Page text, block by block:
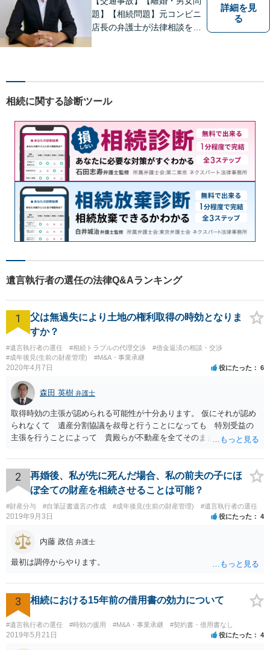
題】【相続問題】元コンビニ
店長の弁護士が法律相談を承
詳細を見
る
相続に関する診断ツール
遺言執行者の選任の法律Q&Aランキング
1
父は無過失により土地の権利取得の時効となりま
すか？
#遺言執行者の選任 #相続トラブルの代理交渉
#借金返済の相談・交渉
#成年後見(生前の財産管理)
#M&A・事業承継
2020年4月7日 役にたった 6
森田 英樹 弁護士
取得時効の主張が認められる可能性が十分あります。 仮にそれが認め
られなくて 遺産分割協議を叔母と行うことになっても 特別受益の
主張を行うことによって 貴殿らが不動産を全てそのまま取得できる
2
再婚後、私が先に死んだ場合、私の前夫の子にほ
ぼ全ての財産を相続させることは可能？
#財産分与 #自筆証書遺言の作成 #成年後見(生前の財産管理) #遺言執行者の選任
2019年9月3日 役にたった 4
内藤 政信 弁護士
最初は調停からやります。
3 相続における15年前の借用書の効力について
#遺言執行者の選任 #時効の援用 #M&A・事業承継 #契約書・借用書なし
2019年5月21日 役にたった 4